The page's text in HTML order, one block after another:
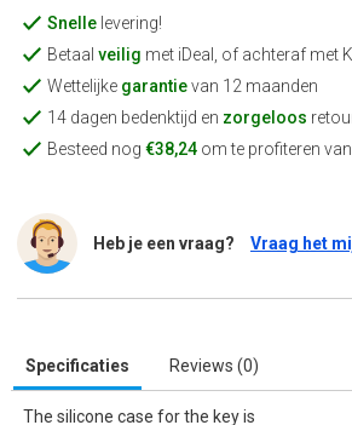
Snellelevering!
Betaal veilig met iDeal, of achteraf met
Wettelijke garantievan 12 maanden
14 dagen bedenktijd en zorgeloos
Besteed nog €38,24om te profiteren van
Heb je een vraag? Vraag het
Specificaties Reviews (0)
The silicone case for the key is